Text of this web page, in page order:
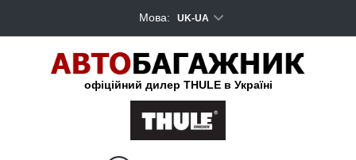
Мова: UK-UA
офіційний дилер THULE в Україні